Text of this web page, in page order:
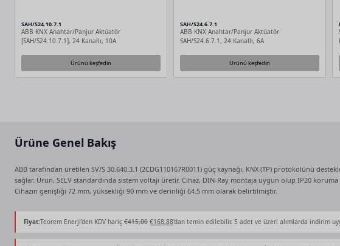
SAH/S24.10.7.1
ABB KNX Anahtar/Panjur Aktüatör
[SAH/S24.10.7.1], 24 Kanallı, 10A
Ürünü keşfedin
SAH/S24.6.7.1
ABB KNX Anahtar/Panjur Aktüatör
SAH/S24.6.7.1, 24 Kanallı, 6A
Ürünü keşfedin
Ürüne Genel Bakış
ABB tarafından üretilen SV/S 30.640.3.1 (2CDG110167R0011) güç kaynağı, KNX (TP) protokolünü
sağlar. Ürün, SELV standardında sistem voltajı üretir. Cihaz, DIN-Ray montaja uygun olup IP20
Cihazın genişliği 72 mm, yüksekliği 90 mm ve derinliği 64.5 mm olarak belirtilmiştir.
Fiyat:Teorem Enerji'den KDV hariç €415,00 Orijinal
€168,88Şu
'dan temin edilebilir. 5 adet ve üzeri alımlarda indirim